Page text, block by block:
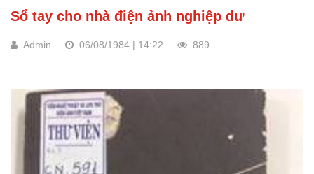
Sổ tay cho nhà điện ảnh nghiệp dư
Admin 06/08/1984 | 14:22 889